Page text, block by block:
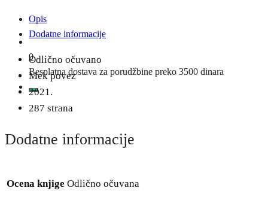
0
Besplatna dostava za porudžbine preko 3500 dinara
Opis
Dodatne informacije
Odlično očuvano
Mek povez
2021.
287 strana
Dodatne informacije
Ocena knjige Odlično očuvana